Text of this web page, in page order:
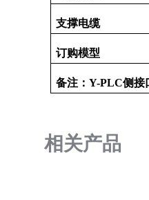
支撑电缆
订购模型
备注：Y-PLC侧接
相关产品